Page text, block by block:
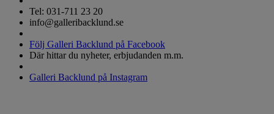
Tel: 031-711 23 20
info@galleribacklund.se
Följ Galleri Backlund på Facebook
Där hittar du nyheter, erbjudanden m.m.
Galleri Backlund på Instagram